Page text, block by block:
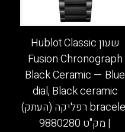
את
האפשרויות
בעמוד
המוצר
שעון Hublot Classic
Fusion Chronograph
Black Ceramic — Blue
dial, Black ceramic
bracelet רפליקה (העתק)
| מק"ט 9880280